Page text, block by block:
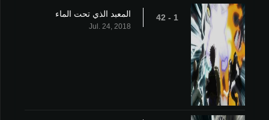
1 - 42 المعبد الذي تحت الماء
Jul. 24, 2018